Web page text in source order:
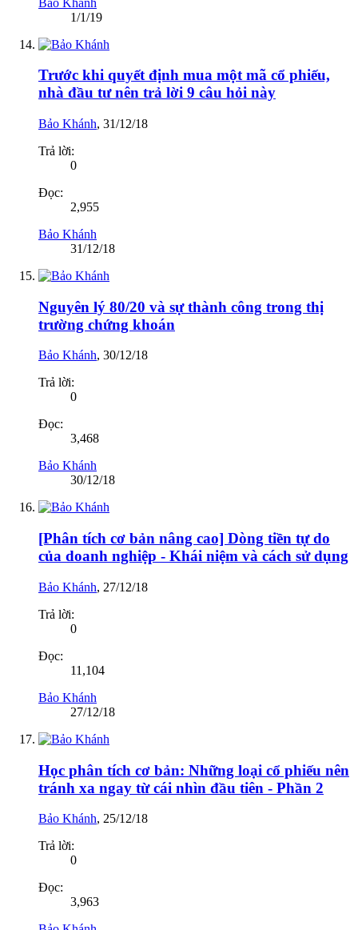
1/1/19
Trước khi quyết định mua một mã cổ phiếu,
nhà đầu tư nên trả lời 9 câu hỏi này
Bảo Khánh, 31/12/18
Trả lời:
0
Đọc:
2,955
Bảo Khánh
31/12/18
Nguyên lý 80/20 và sự thành công trong thị
trường chứng khoán
Bảo Khánh, 30/12/18
Trả lời:
0
Đọc:
3,468
Bảo Khánh
30/12/18
[Phân tích cơ bản nâng cao] Dòng tiền tự do
của doanh nghiệp - Khái niệm và cách sử dụng
Bảo Khánh, 27/12/18
Trả lời:
0
Đọc:
11,104
Bảo Khánh
27/12/18
Học phân tích cơ bản: Những loại cổ phiếu nên
tránh xa ngay từ cái nhìn đầu tiên - Phần 2
Bảo Khánh, 25/12/18
Trả lời:
0
Đọc:
3,963